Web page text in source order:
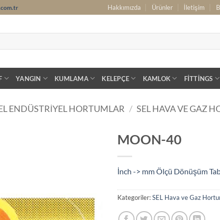
Hakkımızda Ürünler İletişim
YANGIN KUMLAMA KELEPÇE KAMLOK FITTINGS
ENDÜSTRIYEL HORTUMLAR / SEL HAVA VE GAZ
MOON-40
İnch -> mm Ölçü Dönüşüm
Kategoriler:SEL Hava ve Gaz